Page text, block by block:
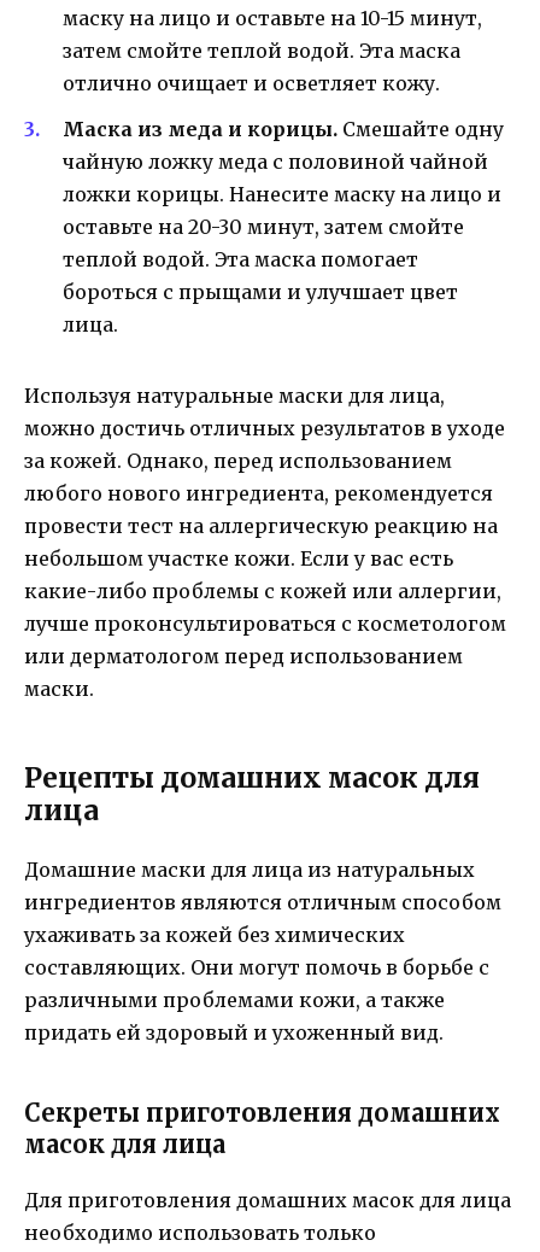
маску на лицо и оставьте на 10-15 минут,
затем смойте теплой водой. Эта маска
отлично очищает и осветляет кожу.
Маска из меда и корицы. Смешайте одну
чайную ложку меда с половиной чайной
ложки корицы. Нанесите маску на лицо и
оставьте на 20-30 минут, затем смойте
теплой водой. Эта маска помогает
бороться с прыщами и улучшает цвет
лица.
Используя натуральные маски для лица,
можно достичь отличных результатов в уходе
за кожей. Однако, перед использованием
любого нового ингредиента, рекомендуется
провести тест на аллергическую реакцию на
небольшом участке кожи. Если у вас есть
какие-либо проблемы с кожей или аллергии,
лучше проконсультироваться с косметологом
или дерматологом перед использованием
маски.
Рецепты домашних масок для
лица
Домашние маски для лица из натуральных
ингредиентов являются отличным способом
ухаживать за кожей без химических
составляющих. Они могут помочь в борьбе с
различными проблемами кожи, а также
придать ей здоровый и ухоженный вид.
Секреты приготовления домашних
масок для лица
Для приготовления домашних масок для лица
необходимо использовать только